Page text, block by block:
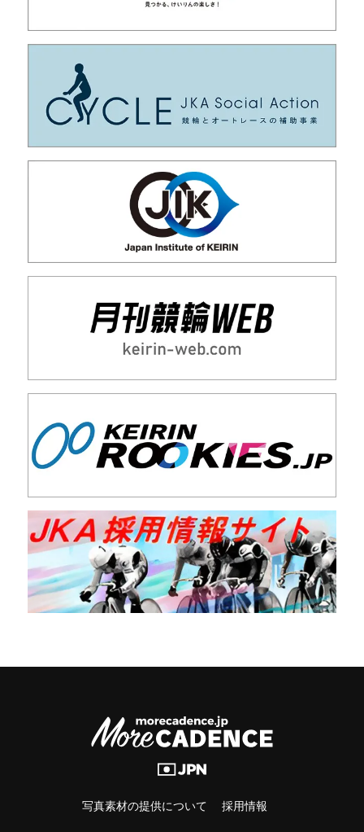
写真素材の提供について 採用情報